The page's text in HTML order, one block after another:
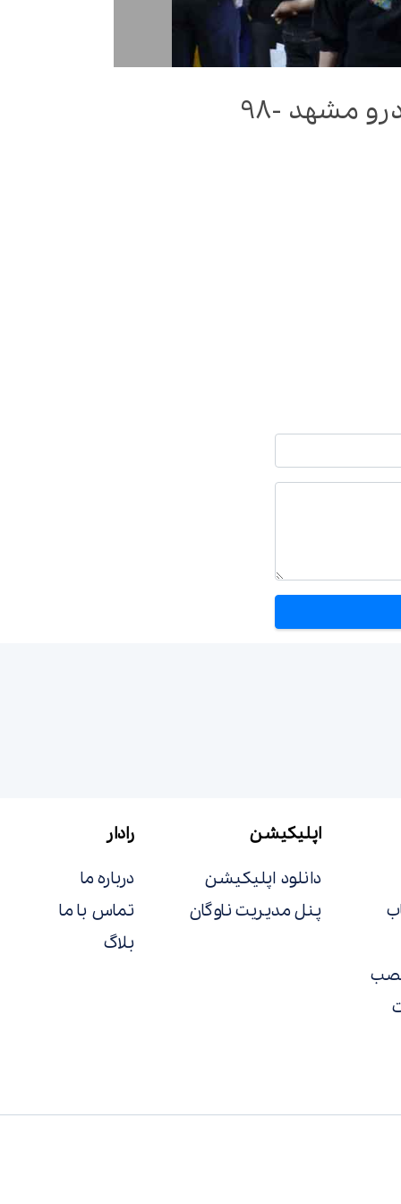
مشهد -98
اپلیکیشن
دانلود اپلیکیشن
پنل مدیریت ناوگان
رادار
درباره ما
تماس با ما
بلاگ